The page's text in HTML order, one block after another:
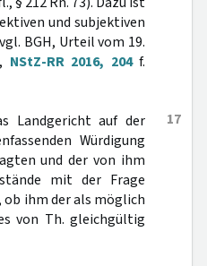
und subjektiven
BGH, Urteil vom 19.
, NStZ-RR 2016, 204f.
17
Landgericht auf der
Würdigung
und der von ihm
mit der Frage
ob ihm der als möglich
von Th. gleichgültig